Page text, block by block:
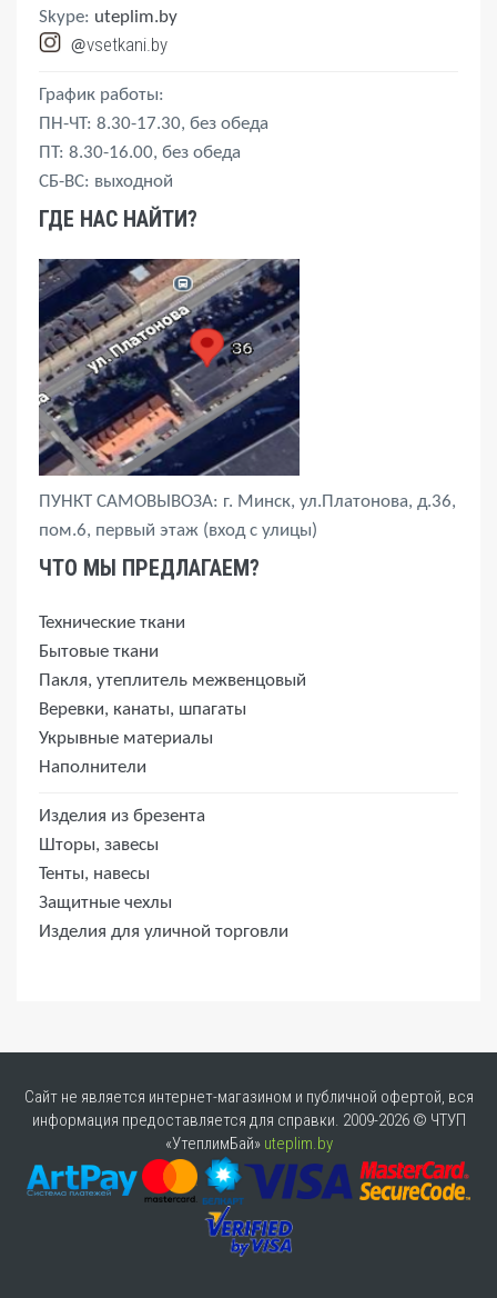
Skype: uteplim.by
@vsetkani.by
График работы:
ПН-ЧТ: 8.30-17.30, без обеда
ПТ: 8.30-16.00, без обеда
СБ-ВС: выходной
ГДЕ НАС НАЙТИ?
ПУНКТ САМОВЫВОЗА: г. Минск, ул.Платонова, д.36,
пом.6, первый этаж (вход с улицы)
ЧТО МЫ ПРЕДЛАГАЕМ?
Технические ткани
Бытовые ткани
Пакля, утеплитель межвенцовый
Веревки, канаты, шпагаты
Укрывные материалы
Наполнители
Изделия из брезента
Шторы, завесы
Тенты, навесы
Защитные чехлы
Изделия для уличной торговли
Сайт не является интернет-магазином и публичной офертой, вся
информация предоставляется для справки. 2009-2026 © ЧТУП
«УтеплимБай» uteplim.by